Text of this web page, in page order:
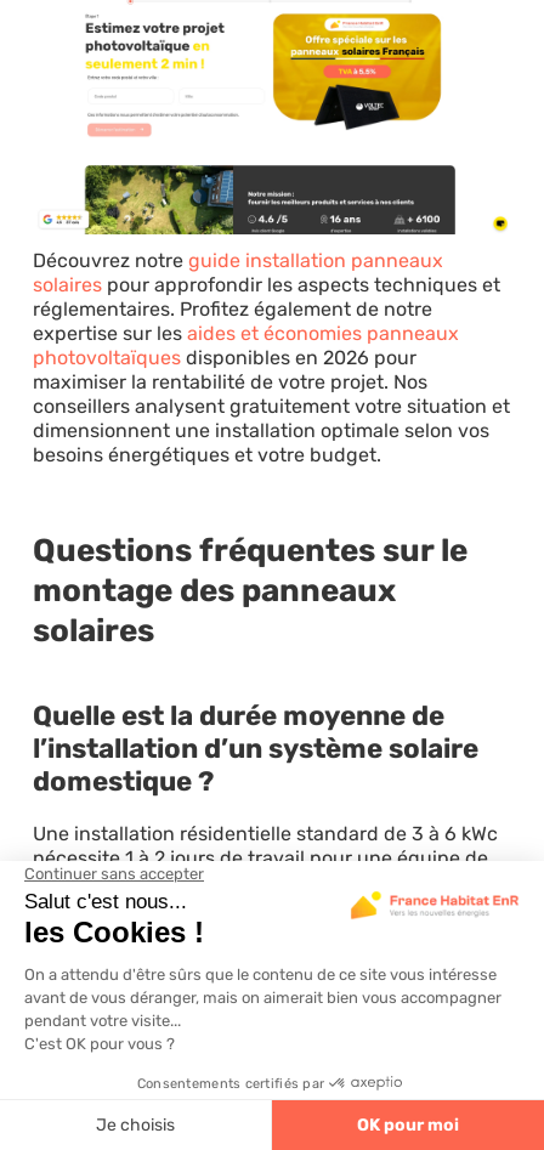
Découvrez notre guide installation panneaux
solairespour approfondir les aspects techniques et
réglementaires. Profitez également de notre
expertise sur les aides et économies panneaux
photovoltaïquesdisponibles en 2026 pour
maximiser la rentabilité de votre projet. Nos
conseillers analysent gratuitement votre situation et
dimensionnent une installation optimale selon vos
besoins énergétiques et votre budget.
Questions fréquentes sur le
montage des panneaux
solaires
Quelle est la durée moyenne de
l’installation d’un système solaire
domestique ?
Une installation résidentielle standard de 3 à 6 kWc
nécessite 1 à 2 jours de travail pour une équipe de
deux professionnels expérimentés. Les installations
en autoconstruction prennent généralement 3 à 4
jours répartis sur plusieurs weekends pour
précipitation.
Quels sont les critères essentiels
pour choisir le type de panneau
solaire ?
Privilégiez le rendement énergétique adapté à votre
4.6 320 avis